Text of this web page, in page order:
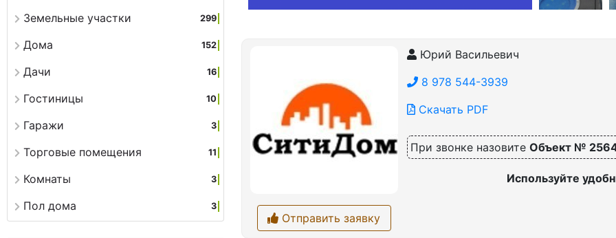
Земельные участки 299
Дома 152
Дачи 16
Гостиницы 10
Гаражи 3
Торговые помещения 11
Комнаты 3
Пол дома 3
Отправить заявку
Юрий Васильевич
8 978 544-3939
Скачать PDF
При звонке назовитеОбъект №
Используйте